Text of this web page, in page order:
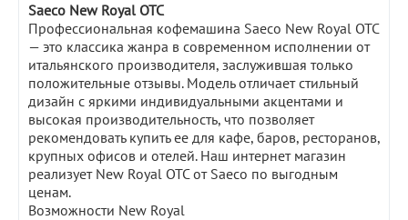
Saeco New Royal OTC
Профессиональная кофемашина Saeco New Royal OTC
— это классика жанра в современном исполнении от
итальянского производителя, заслужившая только
положительные отзывы. Модель отличает стильный
дизайн с яркими индивидуальными акцентами и
высокая производительность, что позволяет
рекомендовать купить ее для кафе, баров, ресторанов,
крупных офисов и отелей. Наш интернет магазин
реализует New Royal OTC от Saeco по выгодным
ценам.
Возможности New Royal